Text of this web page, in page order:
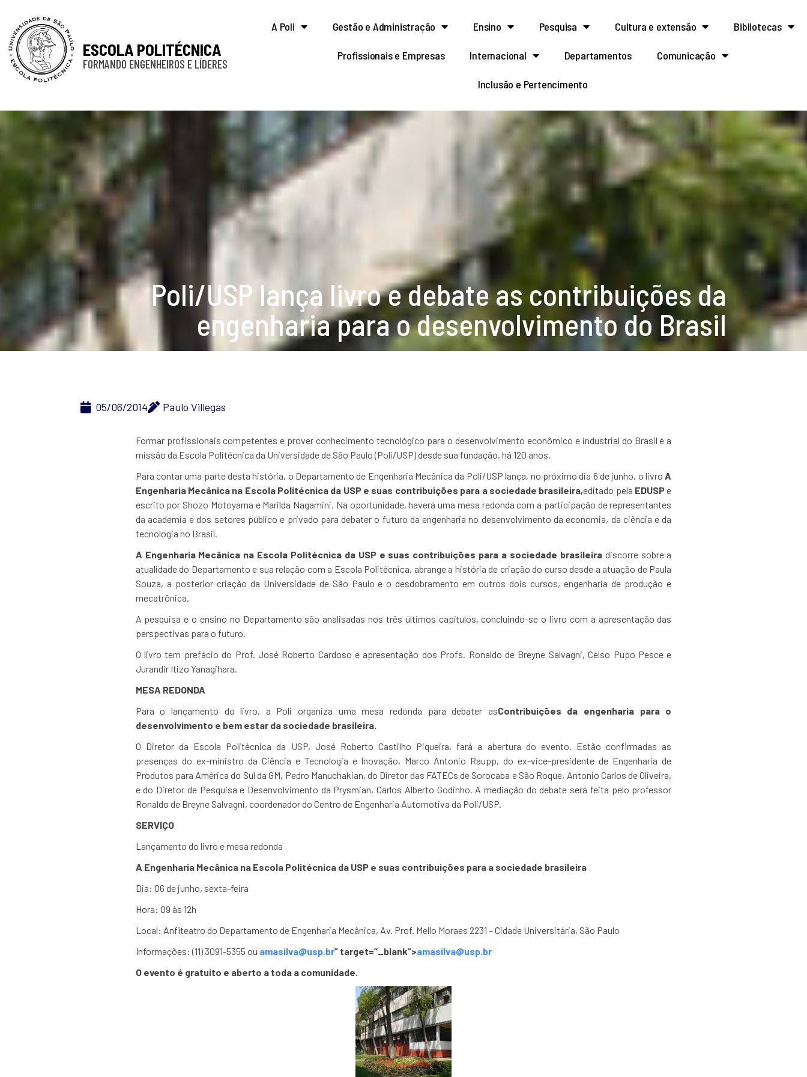
ESCOLA POLITÉCNICA
FORMANDO ENGENHEIROS E LÍDERES
A Poli Gestão e Administração Ensino Pesquisa Cultura e extensão Bibliotecas
Profissionais e Empresas Internacional Departamentos Comunicação
Inclusão e Pertencimento
Poli/USP lança livro e debate as contribuições da
engenharia para o desenvolvimento do Brasil
05/06/2014 Paulo Villegas
Formar profissionais competentes e prover conhecimento tecnológico para o desenvolvimento econômico e industrial do Brasil é a
missão da Escola Politécnica da Universidade de São Paulo (Poli/USP) desde sua fundação, há 120 anos.
Para contar uma parte desta história, o Departamento de Engenharia Mecânica da Poli/USP lança, no próximo dia 6 de junho, o livroA
Engenharia Mecânica na Escola Politécnica da USP e suas contribuições para a sociedade brasileira,editado pela EDUSPe
escrito por Shozo Motoyama e Marilda Nagamini. Na oportunidade, haverá uma mesa redonda com a participação de representantes
da academia e dos setores público e privado para debater o futuro da engenharia no desenvolvimento da economia, da ciência e da
tecnologia no Brasil.
A Engenharia Mecânica na Escola Politécnica da USP e suas contribuições para a sociedade brasileiradiscorre sobre a
atualidade do Departamento e sua relação com a Escola Politécnica, abrange a história de criação do curso desde a atuação de Paula
Souza, a posterior criação da Universidade de São Paulo e o desdobramento em outros dois cursos, engenharia de produção e
mecatrônica.
A pesquisa e o ensino no Departamento são analisadas nos três últimos capítulos, concluindo-se o livro com a apresentação das
perspectivas para o futuro.
O livro tem prefácio do Prof. José Roberto Cardoso e apresentação dos Profs. Ronaldo de Breyne Salvagni, Celso Pupo Pesce e
Jurandir Itizo Yanagihara.
MESA REDONDA
Para o lançamento do livro, a Poli organiza uma mesa redonda para debater asContribuições da engenharia para o
desenvolvimento e bem estar da sociedade brasileira.
O Diretor da Escola Politécnica da USP, José Roberto Castilho Piqueira, fará a abertura do evento. Estão confirmadas as
presenças do ex-ministro da Ciência e Tecnologia e Inovação, Marco Antonio Raupp, do ex-vice-presidente de Engenharia de
Produtos para América do Sul da GM, Pedro Manuchakian, do Diretor das FATECs de Sorocaba e São Roque, Antonio Carlos de Oliveira,
e do Diretor de Pesquisa e Desenvolvimento da Prysmian, Carlos Alberto Godinho. A mediação do debate será feita pelo professor
Ronaldo de Breyne Salvagni, coordenador do Centro de Engenharia Automotiva da Poli/USP.
SERVIÇO
Lançamento do livro e mesa redonda
A Engenharia Mecânica na Escola Politécnica da USP e suas contribuições para a sociedade brasileira
Dia: 06 de junho, sexta-feira
Hora: 09 às 12h
Local: Anfiteatro do Departamento de Engenharia Mecânica, Av. Prof. Mello Moraes 2231 – Cidade Universitária, São Paulo
Informações: (11) 3091-5355 ou amasilva@usp.br” target=”_blank”>amasilva@usp.br
O evento é gratuito e aberto a toda a comunidade.